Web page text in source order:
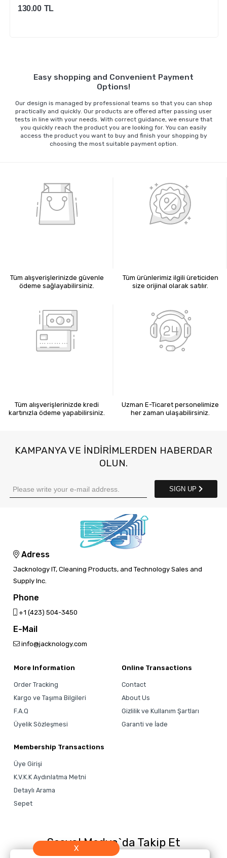
130.00 TL
Easy shopping and Convenient Payment
Options!
Our design is managed by professional teams so that you can shop
practically and quickly. Our products are offered after passing user
tests in line with your needs. With correct guidance, we ensure that
you quickly reach the product you are looking for. You can easily
access the product you want to buy and finish your shopping by
choosing the most suitable payment option.
Tüm alışverişlerinizde güvenle
ödeme sağlayabilirsiniz.
Tüm ürünlerimiz ilgili üreticiden
size orijinal olarak satılır.
Tüm alışverişlerinizde kredi
kartınızla ödeme yapabilirsiniz.
Uzman E-Ticaret personelimize
her zaman ulaşabilirsiniz.
KAMPANYA VE INDIRIMLERDEN HABERDAR
OLUN.
SIGN UP
Adress
Jacknology IT, Cleaning Products, and Technology Sales and
Supply Inc.
Phone
‎+1 (423) 504-3450
E-Mail
info@jacknology.com
More Information
Order Tracking
Kargo ve Taşıma Bilgileri
F.A.Q
Üyelik Sözleşmesi
Online Transactions
Contact
About Us
Gizlilik ve Kullanım Şartları
Garanti ve İade
Membership Transactions
Üye Girişi
K.V.K.K Aydınlatma Metni
Detaylı Arama
Sepet
Sosyal Medya`da Takip Et
X